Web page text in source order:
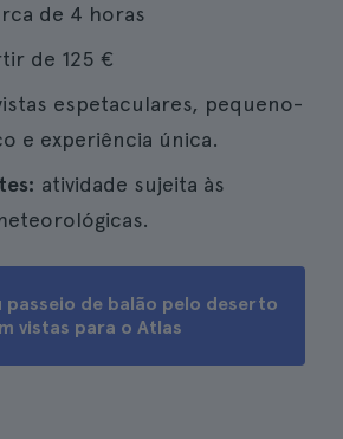
de 4 horas
de 125 €
espetaculares, pequeno-
e experiência única.
atividade sujeita às
passeio de balão pelo deserto
vistas para o Atlas